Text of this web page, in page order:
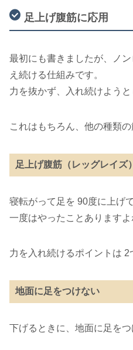
足上げ腹筋に応用
最初にも書きましたが、ノ
え続ける仕組みです。
力を抜かず、入れ続けようと
これはもちろん、他の種類
足上げ腹筋（レッグレイズ）
寝転がって足を 90度に上げ
一度はやったことありますよ
力を入れ続けるポイントは 2
地面に足をつけない
下げるときに、地面に足をつ